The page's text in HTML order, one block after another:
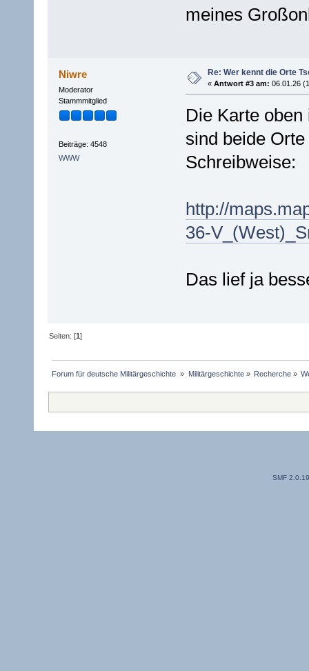
meines
Niwre
Moderator
Stammmitglied
Beiträge: 4548
WWW
Re: Wer kennt die Orte
« Antwort #3 am: 06.01.26
Die Karte
sind beide
Schreibweise:
http://
36-
Das lief ja
Seiten: [1]
Forum für deutsche Militärgeschichte » Militärgeschichte» Recherche»
SMF 2.0.19